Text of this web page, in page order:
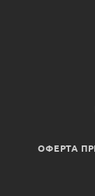
ОФЕРТА